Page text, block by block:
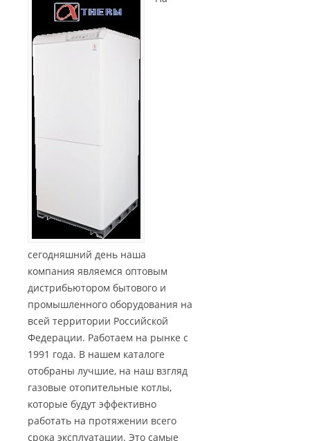
сегодняшний день наша
компания являемся оптовым
дистрибьютором бытового и
промышленного оборудования на
всей территории Российской
Федерации. Работаем на рынке с
1991 года. В нашем каталоге
отобраны лучшие, на наш взгляд
газовые отопительные котлы,
которые будут эффективно
работать на протяжении всего
срока эксплуатации. Это самые